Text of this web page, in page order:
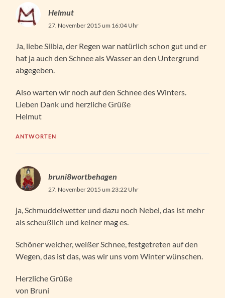
Helmut
27. November 2015 um 16:04 Uhr
Ja, liebe Silbia, der Regen war natürlich schon gut und er
hat ja auch den Schnee als Wasser an den Untergrund
abgegeben.
Also warten wir noch auf den Schnee des Winters.
Lieben Dank und herzliche Grüße
Helmut
ANTWORTEN
bruni8wortbehagen
27. November 2015 um 23:22 Uhr
ja, Schmuddelwetter und dazu noch Nebel, das ist mehr
als scheußlich und keiner mag es.
Schöner weicher, weißer Schnee, festgetreten auf den
Wegen, das ist das, was wir uns vom Winter wünschen.
Herzliche Grüße
von Bruni